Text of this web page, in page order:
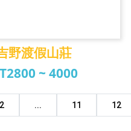
渡假山莊
野渡假山莊
~ 4000
... 11 12